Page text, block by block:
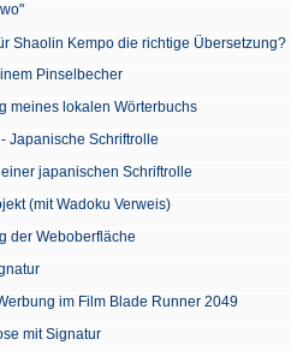
Shaolin Kempo die richtige Übersetzung?
Pinselbecher
meines lokalen Wörterbuchs
Japanische Schriftrolle
japanischen Schriftrolle
(mit Wadoku Verweis)
der Weboberfläche
im Film Blade Runner 2049
mit Signatur